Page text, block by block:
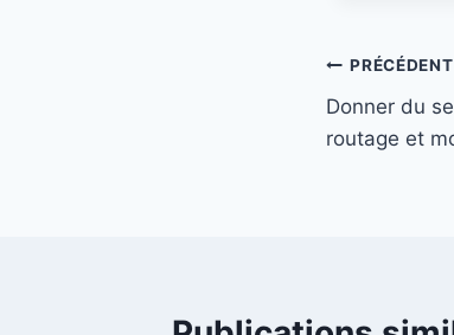
de
PRÉCÉDENT
Donner du
routage et